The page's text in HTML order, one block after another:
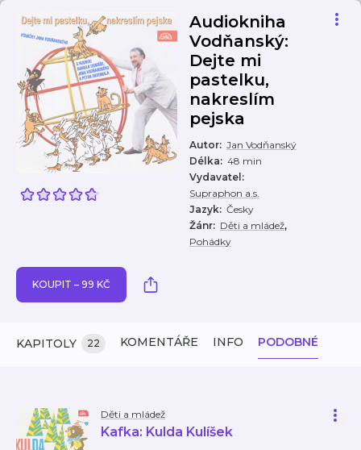
Audiokniha
Vodňanský:
Dejte mi
pastelku,
nakreslím
pejska
Autor: Jan Vodňanský
Délka: 48 min
Vydavatel :
Supraphon a.s.
Jazyk: Česky
Žánr: Děti a mládež,
Pohádky
KOUPIT – 99 KČ
KAPITOLY 22 KOMENTÁŘE INFO PODOBNÉ
Děti a mládež
Kafka: Kulda Kulíšek